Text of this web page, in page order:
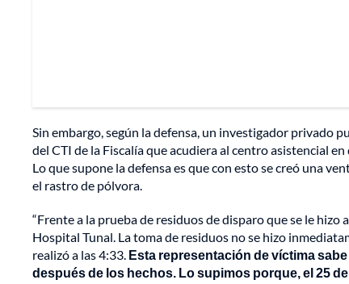
Sin embargo, según la defensa, un investigador privado
del CTI de la Fiscalía que acudiera al centro asistencial
Lo que supone la defensa es que con esto se creó una
el rastro de pólvora.
“Frente a la prueba de residuos de disparo que se le
Hospital Tunal. La toma de residuos no se hizo
realizó a las 4:33. Esta representación de víctima
después de los hechos. Lo supimos porque, el 25